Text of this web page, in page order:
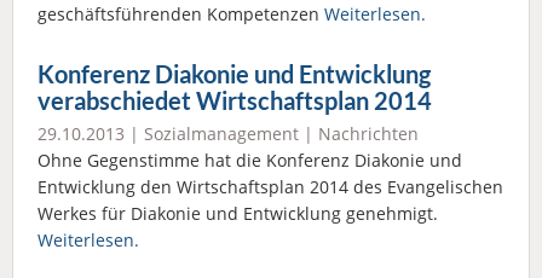
geschäftsführenden Kompetenzen Weiterlesen.
Konferenz Diakonie und Entwicklung
verabschiedet Wirtschaftsplan 2014
29.10.2013 | Sozialmanagement | Nachrichten
Ohne Gegenstimme hat die Konferenz Diakonie und
Entwicklung den Wirtschaftsplan 2014 des Evangelischen
Werkes für Diakonie und Entwicklung genehmigt.
Weiterlesen.